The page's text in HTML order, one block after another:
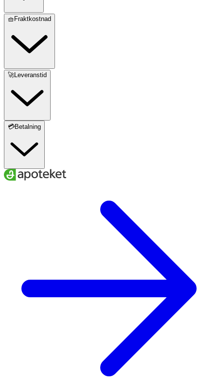
🧺Fraktkostnad
🚀Leveranstid
💳Betalning